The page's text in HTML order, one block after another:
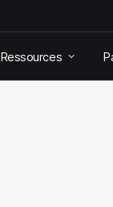
Ressources